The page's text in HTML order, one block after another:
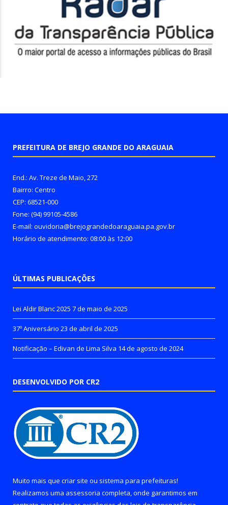
PREFEITURA DE BREJO GRANDE DO ARAGUAIA
End.: Av. Treze de Maio, 272
Bairro: Centro
CEP: 68521-000
Fone: (94) 99105-4586
E-mail: ouvidoria@brejograndedoaraguaia.pa.gov.br
Horário de atendimento: 08:00 às 12:00
ÚLTIMAS PUBLICAÇÕES
Lei Aldir Blanc 2025 7 de maio de 2025
37º Aniversário 23 de abril de 2025
Notificação – Edivan de Lima Silva 14 de agosto de 2024
DESENVOLVIDO POR CR2
Muito mais que criar site ou sistema para prefeituras!
Realizamos uma assessoria completa, onde garantimos em